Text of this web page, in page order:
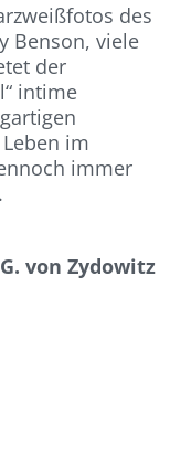
des
Benson, viele
der
intime
im
immer
G. von Zydowitz